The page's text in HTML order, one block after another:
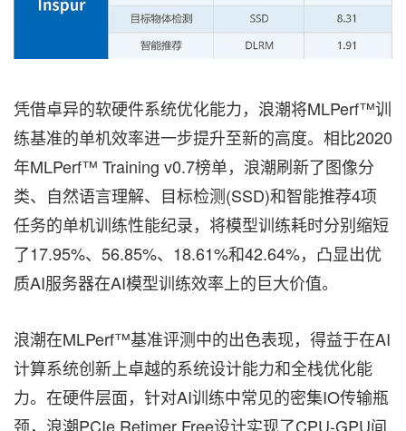
凭借卓异的软硬件系统优化能力，浪潮将MLPerf™训
练基准的单机效率进一步提升至新的高度。相比2020
年MLPerf™ Training v0.7榜单，浪潮刷新了图像分
类、自然语言理解、目标检测(SSD)和智能推荐4项
任务的单机训练性能纪录，将模型训练耗时分别缩短
了17.95%、56.85%、18.61%和42.64%，凸显出优
质AI服务器在AI模型训练效率上的巨大价值。
浪潮在MLPerf™基准评测中的出色表现，得益于在AI
计算系统创新上卓越的系统设计能力和全栈优化能
力。在硬件层面，针对AI训练中常见的密集IO传输瓶
颈，浪潮PCIe Retimer Free设计实现了CPU-GPU间